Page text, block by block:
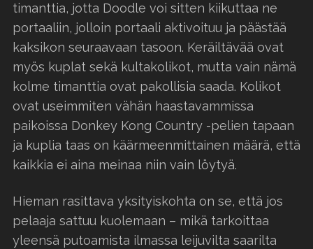
timanttia, jotta Doodle voi sitten kiikuttaa ne
portaaliin, jolloin portaali aktivoituu ja päästää
kaksikon seuraavaan tasoon. Keräiltävää ovat
myös kuplat sekä kultakolikot, mutta vain nämä
kolme timanttia ovat pakollisia saada. Kolikot
ovat useimmiten vähän haastavammissa
paikoissa Donkey Kong Country -pelien tapaan
ja kuplia taas on käärmeenmittainen määrä, että
kaikkia ei aina meinaa niin vain löytyä.
Hieman rasittava yksityiskohta on se, että jos
pelaaja sattuu kuolemaan – mikä tarkoittaa
yleensä putoamista ilmassa leijuvilta saarilta